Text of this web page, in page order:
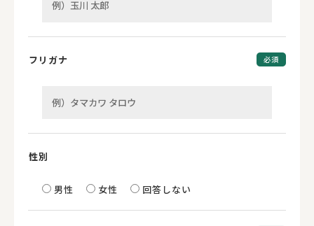
フリガナ 必須
性別
男性 女性 回答しない